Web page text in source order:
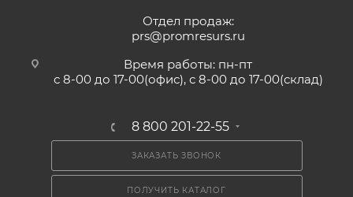
Отдел продаж:
prs@promresurs.ru
Время работы: пн-пт
с 8-00 до 17-00(офис), с 8-00 до 17-00(склад)
8 800 201-22-55
ЗАКАЗАТЬ ЗВОНОК
ПОЛУЧИТЬ КАТАЛОГ